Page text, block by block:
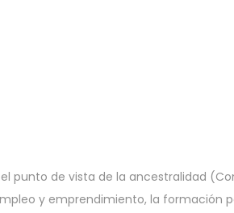
punto de vista de la ancestralidad
y emprendimiento, la formación